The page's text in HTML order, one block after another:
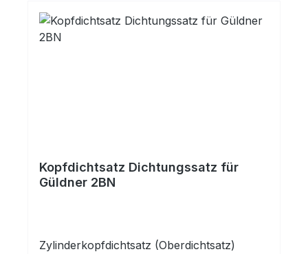
Kopfdichtsatz Dichtungssatz für
Güldner 2BN
Zylinderkopfdichtsatz (Oberdichtsatz)